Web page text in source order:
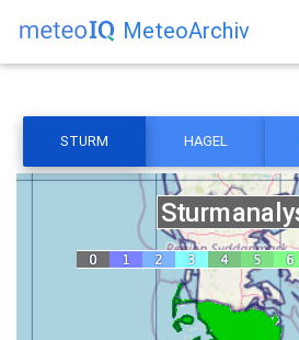
MeteoArchiv
STURM HAGEL